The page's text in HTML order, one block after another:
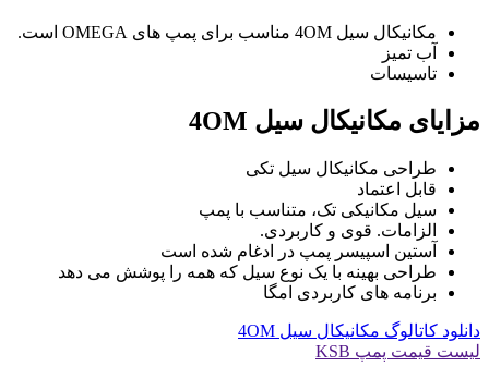
مکانیکال سیل 4OM مناسب برای پمپ های OMEGA است.
آب تمیز
تاسیسات
مزایای مکانیکال سیل 4OM
طراحی مکانیکال سیل تکی
قابل اعتماد
سیل مکانیکی تک، متناسب با پمپ
الزامات. قوی و کاربردی.
آستین اسپیسر پمپ در ادغام شده است
طراحی بهینه با یک نوع سیل که همه را پوشش می دهد
برنامه های کاربردی امگا
دانلود کاتالوگ مکانیکال سیل 4OM
لیست قیمت پمپ KSB